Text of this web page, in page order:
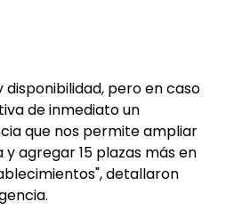
disponibilidad, pero en caso
de inmediato un
que nos permite ampliar
agregar 15 plazas más en
detallaron